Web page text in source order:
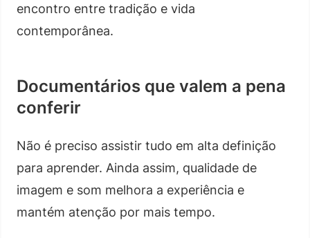
encontro entre tradição e vida
contemporânea.
Documentários que valem a pena
conferir
Não é preciso assistir tudo em alta definição
para aprender. Ainda assim, qualidade de
imagem e som melhora a experiência e
mantém atenção por mais tempo.